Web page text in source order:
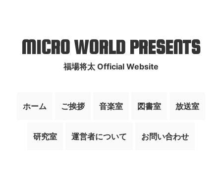
MICRO WORLD PRESENTS
福場将太 Official Website
ホーム ご挨拶 音楽室 図書室 放送室
研究室 運営者について お問い合わせ